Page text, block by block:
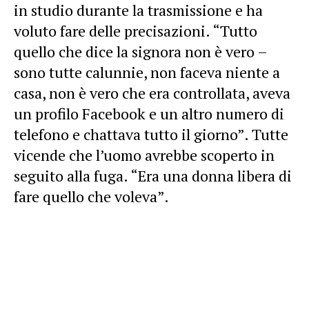
in studio durante la trasmissione e ha
voluto fare delle precisazioni. “Tutto
quello che dice la signora non è vero –
sono tutte calunnie, non faceva niente a
casa, non è vero che era controllata, aveva
un profilo Facebook e un altro numero di
telefono e chattava tutto il giorno”. Tutte
vicende che l’uomo avrebbe scoperto in
seguito alla fuga. “Era una donna libera di
fare quello che voleva”.